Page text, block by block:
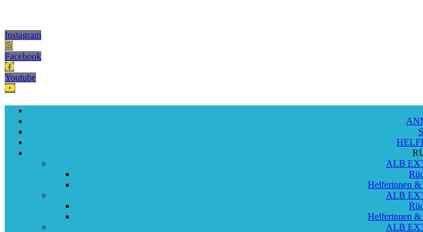
Instagram
Facebook
Youtube
ALB
Helferinnen
ALB
Helferinnen
ALB